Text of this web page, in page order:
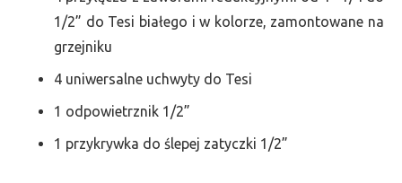
1/2” do Tesi białego i w kolorze, zamontowane na
grzejniku
4 uniwersalne uchwyty do Tesi
1 odpowietrznik 1/2”
1 przykrywka do ślepej zatyczki 1/2”